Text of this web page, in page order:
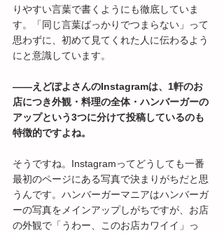
りやすい言葉で書くようにも徹底していま
す。「同じ言葉ばっかりでつまらない」って
思わずに、初めて見てくれた人に伝わるよう
にと意識しています。
――えどぽよさんのInstagramは、1軒のお
店につき外観・料理の全体・ハンバーガーの
アップという3つに分けて投稿しているのも
特徴的ですよね。
そうですね。Instagramってどうしても一番
最初のページにある写真で決まりがちだと思
うんです。ハンバーガーマニアはハンバーガ
ーの写真をメインアップしがちですが、お店
の外観で「うわー、このお店カワイイ」っ